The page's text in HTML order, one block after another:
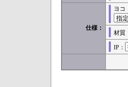
仕様：
ヨコ
材質
IP：